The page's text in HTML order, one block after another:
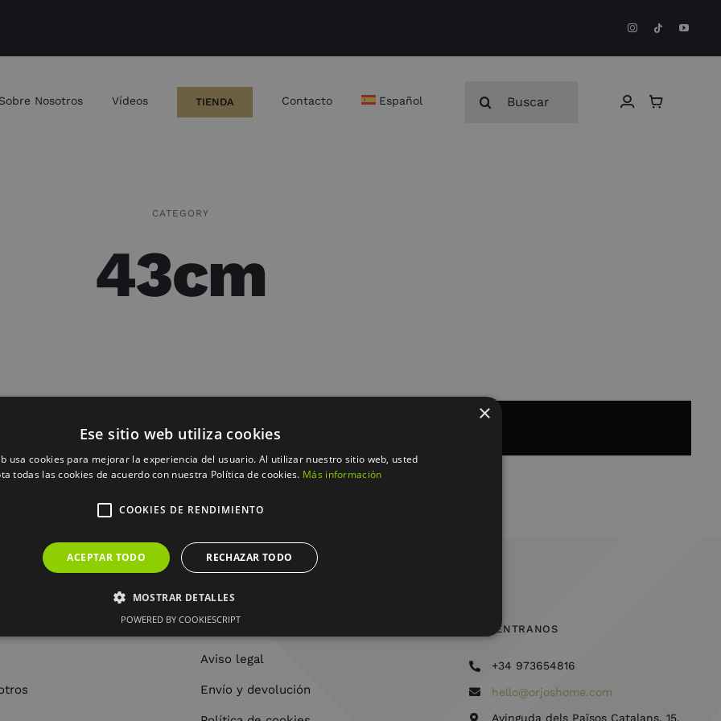
Sobre Nosotros Vídeos TIENDA Contacto Español
CATEGORY
43cm
la selección.
Aviso legal
Envío y devolución
ENCUÉNTRANOS
+34 973654816
hello@orjoshome.com
Avinguda dels Països Catalans, 15,
×
Ese sitio web utiliza cookies
usa cookies para mejorar la experiencia del usuario. Al utilizar nuestro sitio web, usted
todas las cookies de acuerdo con nuestra Política de cookies. Más información
COOKIES DE RENDIMIENTO
ACEPTAR TODO RECHAZAR TODO
MOSTRAR DETALLES
POWERED BY COOKIESCRIPT